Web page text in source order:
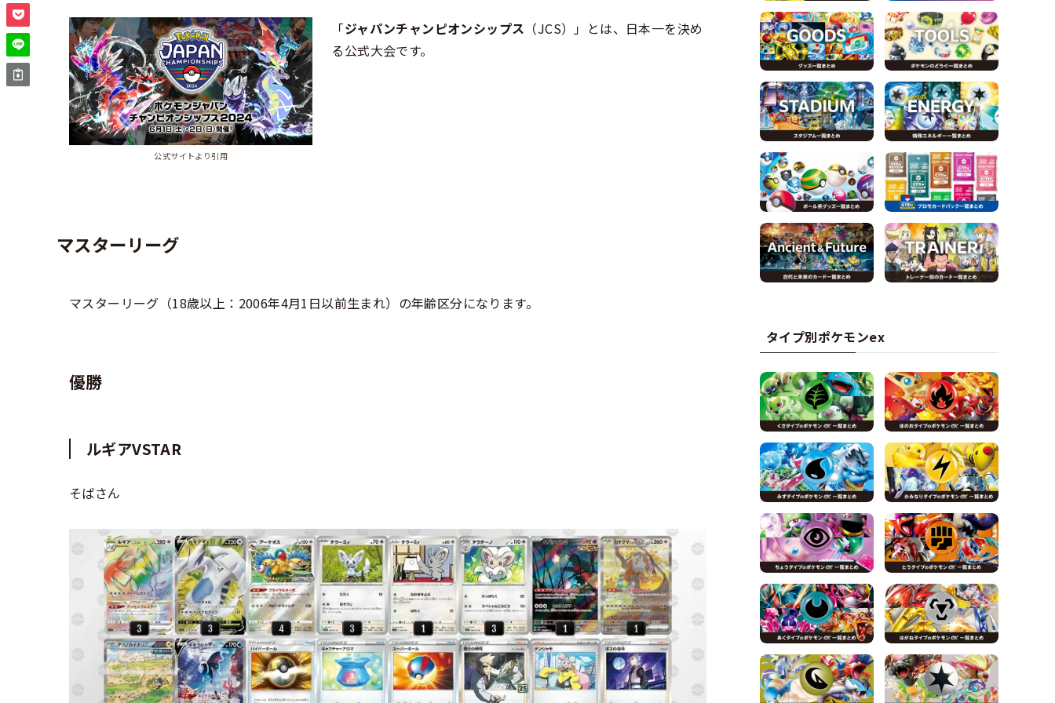
公式サイトより引用
「ジャパンチャンピオンシップス （JCS）」とは、日本一を決め
る公式大会です。
マスターリーグ
マスターリーグ（18歳以上：2006年4月1日以前生まれ）の年齢区分になります。
優勝
ルギアVSTAR
そばさん
タイプ別ポケモンex